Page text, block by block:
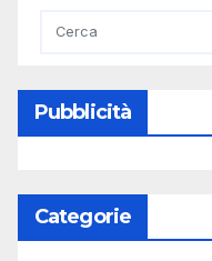
Pubblicità
Categorie